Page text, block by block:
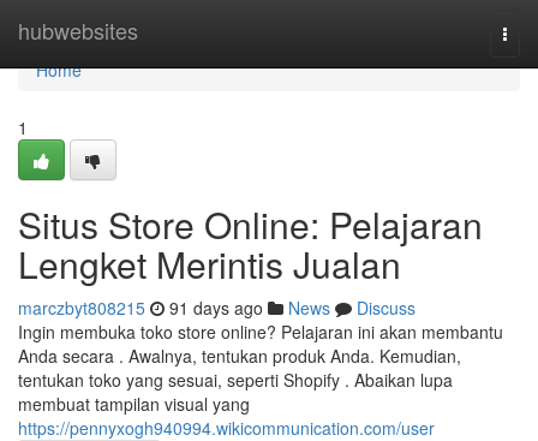
hubwebsites
Home
Home
1
Situs Store Online: Pelajaran
Lengket Merintis Jualan
marczbyt808215 91 days ago News
Discuss
Ingin membuka toko store online? Pelajaran ini akan membantu
Anda secara . Awalnya, tentukan produk Anda. Kemudian,
tentukan toko yang sesuai, seperti Shopify . Abaikan lupa
membuat tampilan visual yang
https://pennyxogh940994.wikicommunication.com/user